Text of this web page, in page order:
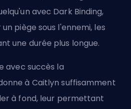
avec Dark Binding,
piège sous l'ennemi, les
une durée plus longue.
avec succès la
à Caitlyn suffisamment
à fond, leur permettant